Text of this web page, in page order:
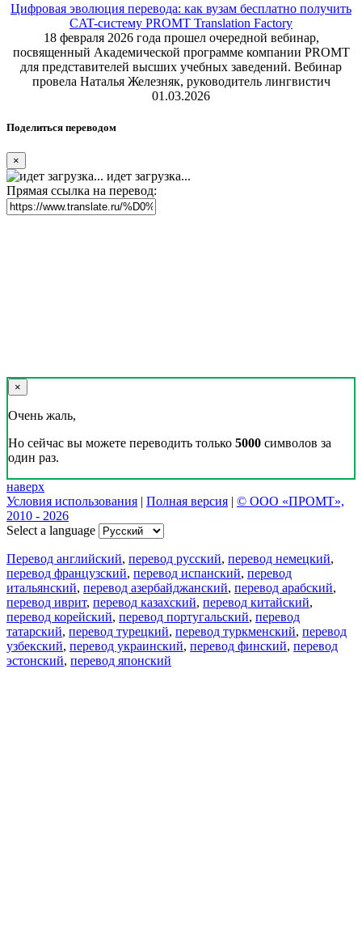
Цифровая эволюция перевода: как вузам бесплатно получить
CAT-систему PROMT Translation Factory
18 февраля 2026 года прошел очередной вебинар,
посвященный Академической программе компании PROMT
для представителей высших учебных заведений. Вебинар
провела Наталья Железняк, руководитель лингвистич
01.03.2026
Поделиться переводом
×
идет загрузка...
Прямая ссылка на перевод:
×
Очень жаль,
Но сейчас вы можете переводить только 5000 символов за
один раз.
наверх
Условия использования | Полная версия | © ООО «ПРОМТ»,
2010 - 2026
Select a language
Перевод английский, перевод русский, перевод немецкий,
перевод французский, перевод испанский, перевод
итальянский, перевод азербайджанский, перевод арабский,
перевод иврит, перевод казахский, перевод китайский,
перевод корейский, перевод португальский, перевод
татарский, перевод турецкий, перевод туркменский, перевод
узбекский, перевод украинский, перевод финский, перевод
эстонский, перевод японский